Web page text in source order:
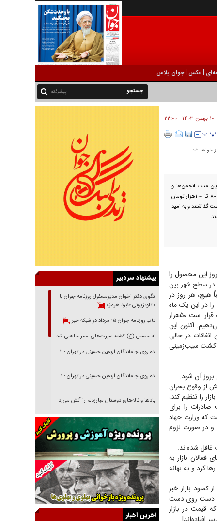
|عکس |جوان پلاس
پیشرفته
۱۰ بهمن ۱۴۰۳ - ۲۳:۰۰
خواهد شد
مدت انجمن‌ها و
اتحادیه‌ها مدام از کمبود بازار خبر دادند و از رسیدن قیمت به ۸۰ تا ۱۰۰‌هزار تومان
گذاشتند و به امید
این محصول را
میدان تره‌بار عمده‌فروشان ۵۵ تا ۶۰‌هزار تومان و در سطح شهر بین
هیچ، هر روز در
در این یک ماه
انجام دهد، همچنان مشغول گفتاردرمانی است و دارندگان سیب‌زمینی در انبار‌ها را تهدید می‌کند که قرار است ۵۰‌هزار
اکنون این
در حالی
کشت سیب‌زمینی
بروز آن شود.
از وقوع بحران
را تنظیم کند،
را برای
که وزارت جهاد
و در صورت لزوم
غافل شده‌اند.
بازار به
کرد و به بهانه
بازار خبر
کشاورزی دست روی دست
قیمت در بازار
پیشنهاد سردبیر
گفتگوی دکتر اخوان مدیرمسئول روزنامه جوان با
برنامه تلویزیونی «نبرد هرمز»
بازتاب روزنامه جوان ۱۵ مرداد در شبکه خبر
امام حسین (ع) کشته سیرت‌های عصر جاهلی شد
پیاده روی جاماندگان اربعین حسینی در تهران - ۲
پیاده روی جاماندگان اربعین حسینی در تهران - ۱
فریاد‌ها و ناله‌های دوستان مبارزدلم را آتش می‌زد
تغییر رویه دشمن در ترور از شیخ فضل‌الله تا مصباح
خرید قسطی اولش خنده و آخرش گریه است!
فوتبال و آن «بالا»!
راهبرد غافلگیری با نسل جدید پهپاد‌ها
جنجال پزشکان تقلبی در صنعت زیبایی
یهودی‌ها در ادبیات داستانی اروپا؛ از شکسپیر تا
دیکنزآخرین اخبار